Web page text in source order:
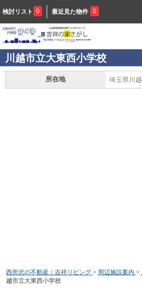
検討リスト 0 最近見た物件 0
川越市立大東西小学校
所在地 埼玉県川
西所沢の不動産｜吉祥リビング > 周辺施設案内 >
越市立大東西小学校